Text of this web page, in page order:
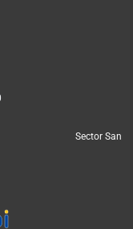
San